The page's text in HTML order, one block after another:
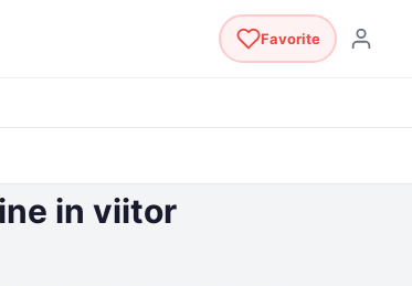
Favorite
in viitor